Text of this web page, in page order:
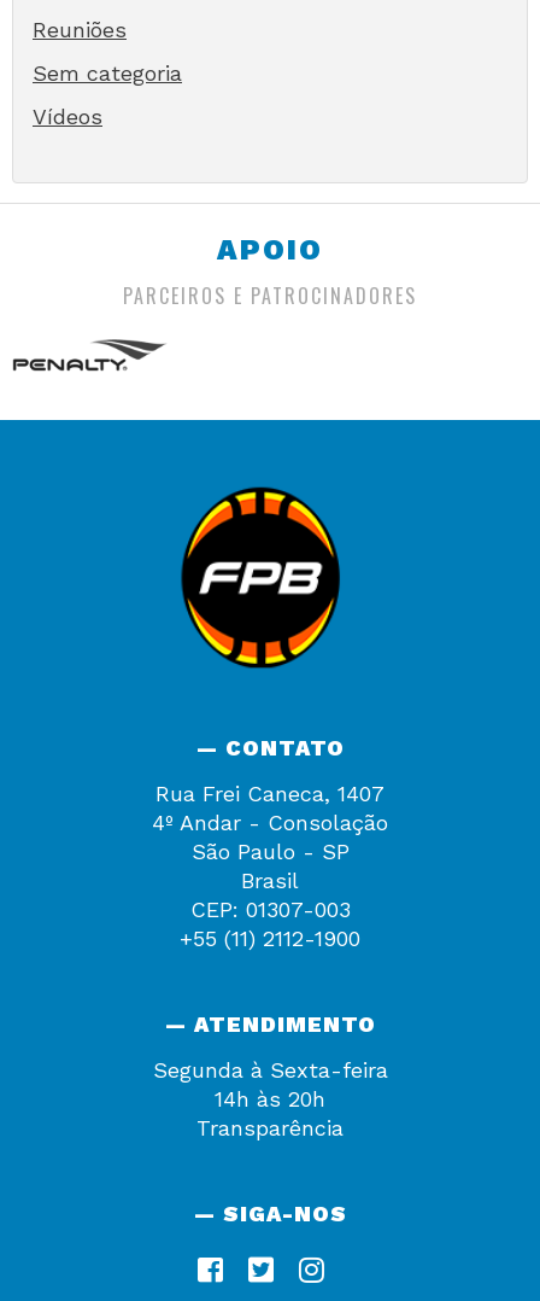
Reuniões
Sem categoria
Vídeos
APOIO
PARCEIROS E PATROCINADORES
— CONTATO
Rua Frei Caneca, 1407
4º Andar - Consolação
São Paulo - SP
Brasil
CEP: 01307-003
+55 (11) 2112-1900
— ATENDIMENTO
Segunda à Sexta-feira
14h às 20h
Transparência
— SIGA-NOS